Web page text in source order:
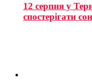
12 серпня у
спостерігати